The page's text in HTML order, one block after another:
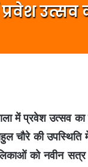
उत्सव
में प्रवेश उत्सव का
चौरे की
को नवीन